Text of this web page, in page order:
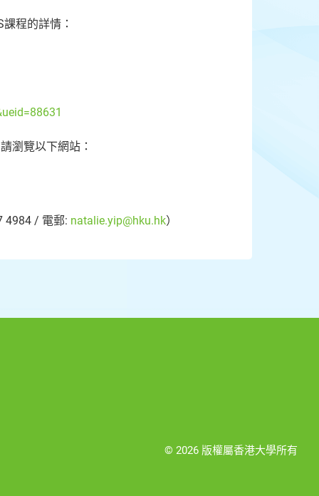
程的詳情：
瀏覽以下網站：
4984 / 電郵: natalie.yip@hku.hk）
© 2026 版權屬香港大學所有